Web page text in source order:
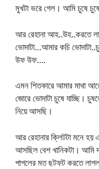
মুখটা ভরে গেল। আমি চুষে
আর রেহানা আহ..উহ..করতে
ভোদাটা…আমার কচি
উফ উফ….
এমন শিতকারে আমার মাথা
জোরে ভোদাটা চুষে যাচ্ছি।
নিয়ে আসছি।
আর রেহানার ক্লিটটা মনে
আসছিল বেশ খানিকটা। আমি
পাগলের মত ছটফট করতে